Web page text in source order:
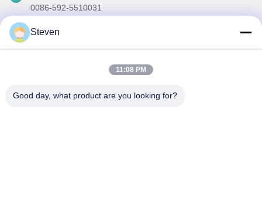
0086-592-5510031
ईमेल
हमारा समाचार पत्र
Steven
11:08 PM
Good day, what product are you looking for?